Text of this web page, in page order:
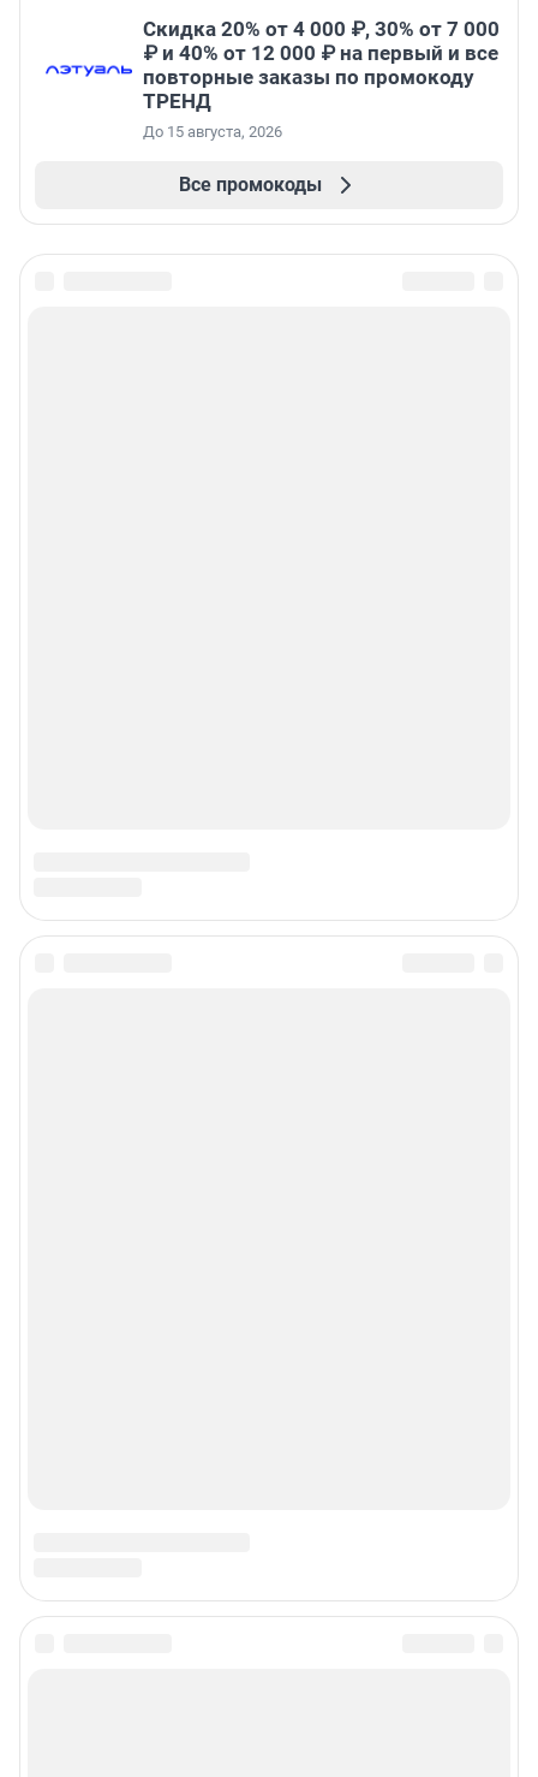
Скидка 20% от 4 000 ₽, 30% от 7 000
₽ и 40% от 12 000 ₽ на первый и все
повторные заказы по промокоду
ТРЕНД
До 15 августа, 2026
Все промокоды